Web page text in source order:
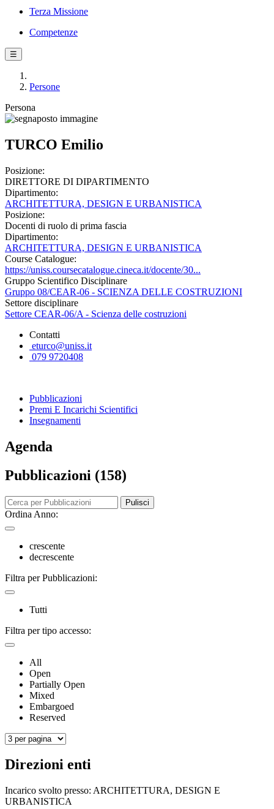
Terza Missione
Competenze
☰
Persone
Persona
TURCO Emilio
Posizione:
DIRETTORE DI DIPARTIMENTO
Dipartimento:
ARCHITETTURA, DESIGN E URBANISTICA
Posizione:
Docenti di ruolo di prima fascia
Dipartimento:
ARCHITETTURA, DESIGN E URBANISTICA
Course Catalogue:
https://uniss.coursecatalogue.cineca.it/docente/30...
Gruppo Scientifico Disciplinare
Gruppo 08/CEAR-06 - SCIENZA DELLE COSTRUZIONI
Settore disciplinare
Settore CEAR-06/A - Scienza delle costruzioni
Contatti
eturco@uniss.it
079 9720408
Pubblicazioni
Premi E Incarichi Scientifici
Insegnamenti
Agenda
Pubblicazioni (158)
Pulisci
Ordina Anno:
crescente
decrescente
Filtra per Pubblicazioni:
Tutti
Filtra per tipo accesso:
All
Open
Partially Open
Mixed
Embargoed
Reserved
Direzioni enti
Incarico svolto presso: ARCHITETTURA, DESIGN E
URBANISTICA